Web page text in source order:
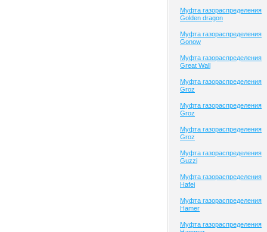
Муфта газораспределения
Golden dragon
Муфта газораспределения
Gonow
Муфта газораспределения
Great Wall
Муфта газораспределения
Groz
Муфта газораспределения
Groz
Муфта газораспределения
Groz
Муфта газораспределения
Guzzi
Муфта газораспределения
Hafei
Муфта газораспределения
Hamer
Муфта газораспределения